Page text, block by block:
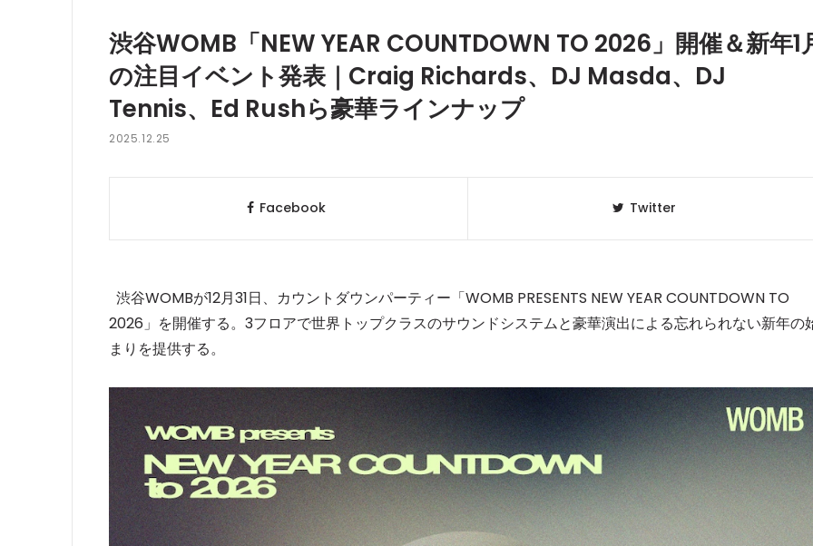
渋谷WOMB「NEW YEAR COUNTDOWN TO 2026」開催＆新年1
の注目イベント発表｜Craig Richards、DJ Masda、DJ
Tennis、Ed Rushら豪華ラインナップ
2025.12.25
Facebook Twitter
渋谷WOMBが12月31日、カウントダウンパーティー「WOMB PRESENTS NEW YEAR COUNTDOWN TO
2026」を開催する。3フロアで世界トップクラスのサウンドシステムと豪華演出による忘れられない新年の
まりを提供する。
1
クラベリ
のおすす
2
ニュージ
DJ!?
3
セレブ御
クラブが
TOKYO